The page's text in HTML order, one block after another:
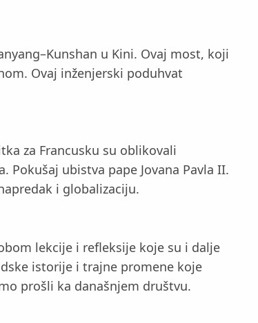
u Kini. Ovaj most, koji
Ovaj inženjerski poduhvat
za Francusku su oblikovali
ubistva pape Jovana Pavla II.
i globalizaciju.
lekcije i refleksije koje su i dalje
istorije i trajne promene koje
prošli ka današnjem društvu.